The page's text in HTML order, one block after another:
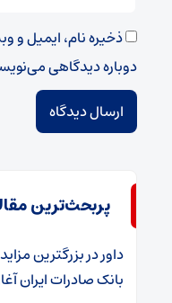
ذخیره نام، ایمیل و
دوباره دیدگاهی
پربحث‌ترین
داوردر​بزرگترین
بانک صادرات ایران